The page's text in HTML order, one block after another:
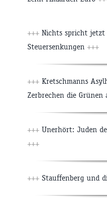
+++ Nichts spricht jetzt
Steuersenkungen +++
+++ Kretschmanns
Zerbrechen die Grünen
+++ Unerhört: Juden
+++
+++ Stauffenberg und